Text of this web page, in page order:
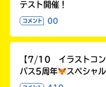
テスト開催！
コメント 00
【7/10 イラストコン
バス5周年
スペシャ